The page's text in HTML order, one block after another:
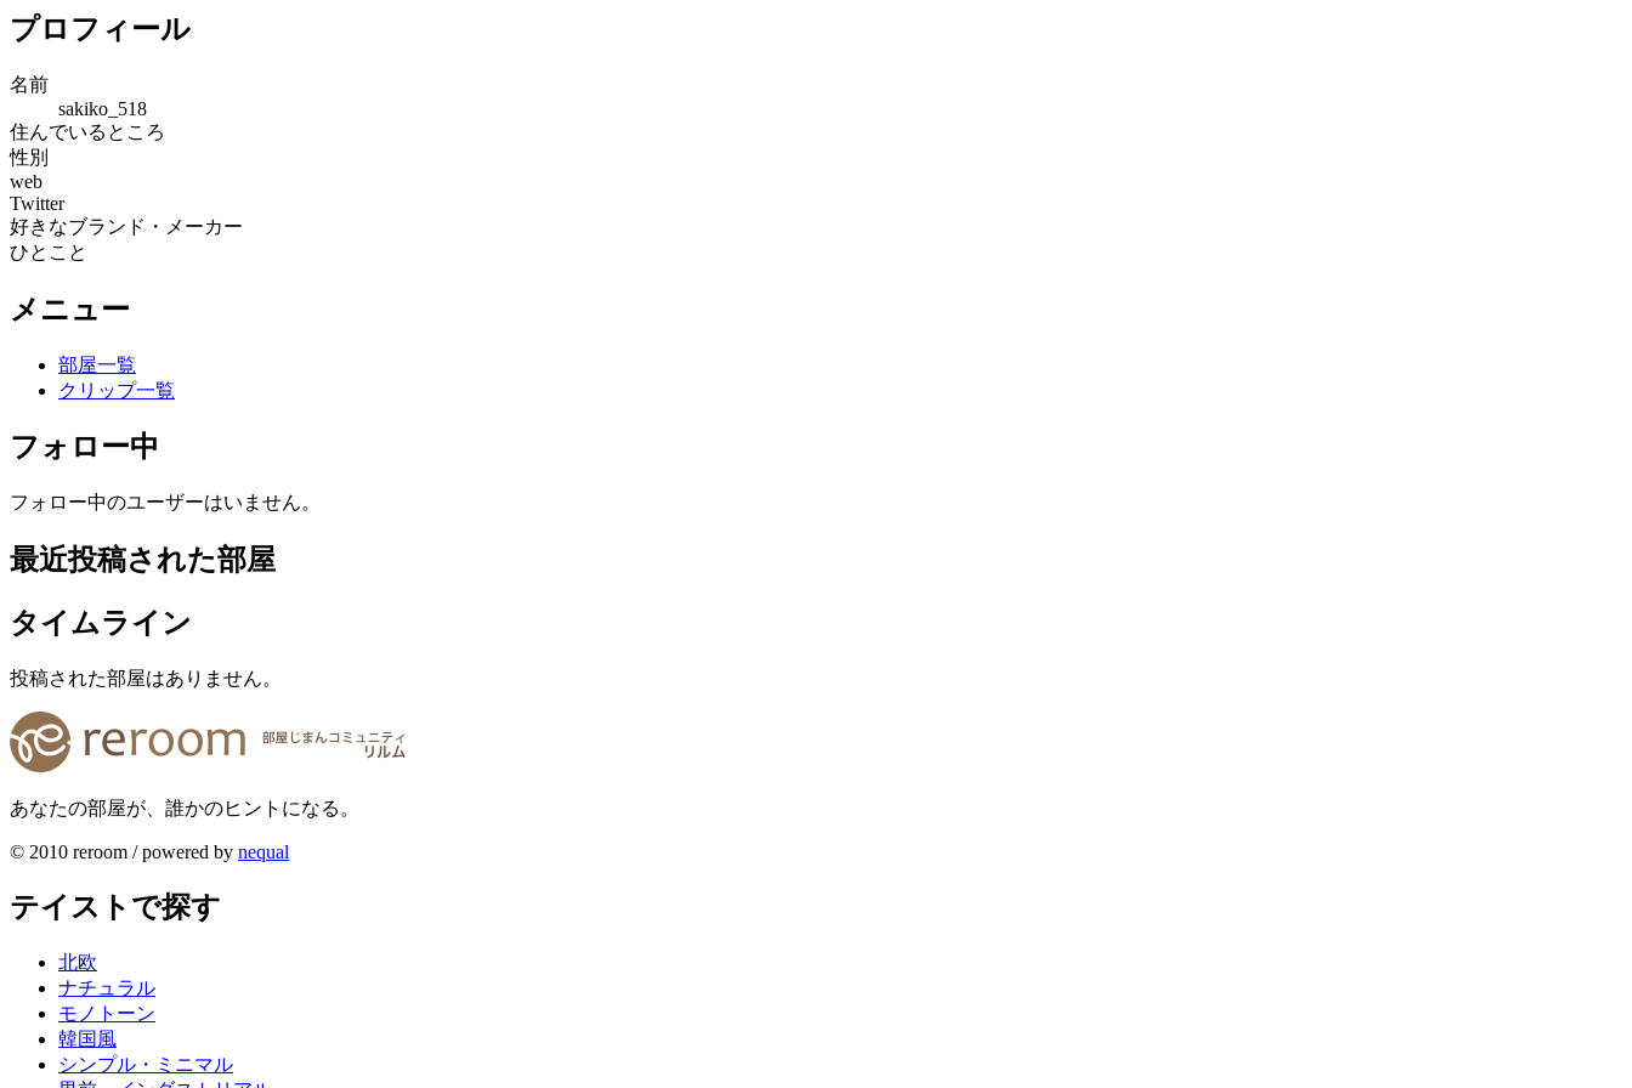
プロフィール
名前
sakiko_518
住んでいるところ
性別
web
Twitter
好きなブランド・メーカー
ひとこと
メニュー
部屋一覧
クリップ一覧
フォロー中
フォロー中のユーザーはいません。
最近投稿された部屋
タイムライン
投稿された部屋はありません。
あなたの部屋が、誰かのヒントになる。
© 2010 reroom / powered by nequal
テイストで探す
北欧
ナチュラル
モノトーン
韓国風
シンプル・ミニマル